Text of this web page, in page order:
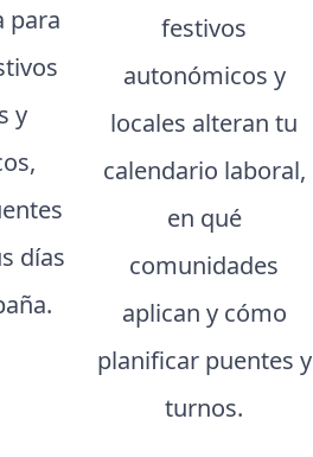
para
y
días
festivos
autonómicos y
locales alteran tu
calendario laboral,
en qué
comunidades
aplican y cómo
planificar puentes y
turnos.